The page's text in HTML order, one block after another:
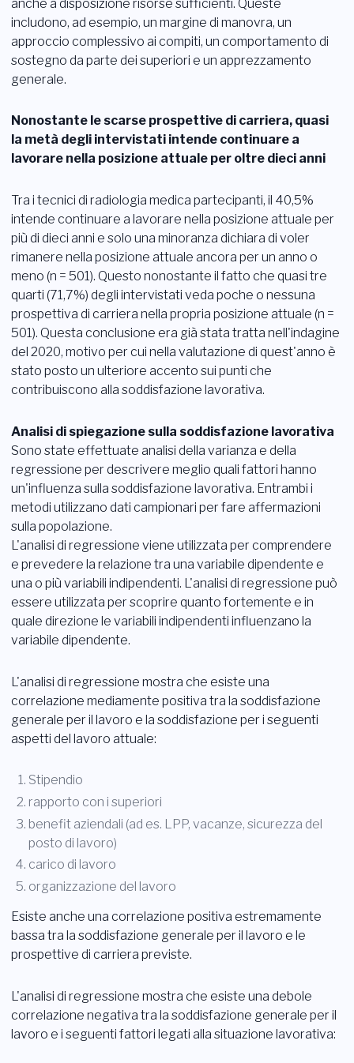
anche a disposizione risorse sufficienti. Queste
includono, ad esempio, un margine di manovra, un
approccio complessivo ai compiti, un comportamento di
sostegno da parte dei superiori e un apprezzamento
generale.
Nonostante le scarse prospettive di carriera, quasi
la metà degli intervistati intende continuare a
lavorare nella posizione attuale per oltre dieci anni
Tra i tecnici di radiologia medica partecipanti, il 40,5%
intende continuare a lavorare nella posizione attuale per
più di dieci anni e solo una minoranza dichiara di voler
rimanere nella posizione attuale ancora per un anno o
meno (n = 501). Questo nonostante il fatto che quasi tre
quarti (71,7%) degli intervistati veda poche o nessuna
prospettiva di carriera nella propria posizione attuale (n =
501). Questa conclusione era già stata tratta nell'indagine
del 2020, motivo per cui nella valutazione di quest'anno è
stato posto un ulteriore accento sui punti che
contribuiscono alla soddisfazione lavorativa.
Analisi di spiegazione sulla soddisfazione lavorativa
Sono state effettuate analisi della varianza e della
regressione per descrivere meglio quali fattori hanno
un'influenza sulla soddisfazione lavorativa. Entrambi i
metodi utilizzano dati campionari per fare affermazioni
sulla popolazione.
L'analisi di regressione viene utilizzata per comprendere
e prevedere la relazione tra una variabile dipendente e
una o più variabili indipendenti. L'analisi di regressione può
essere utilizzata per scoprire quanto fortemente e in
quale direzione le variabili indipendenti influenzano la
variabile dipendente.
L'analisi di regressione mostra che esiste una
correlazione mediamente positiva tra la soddisfazione
generale per il lavoro e la soddisfazione per i seguenti
aspetti del lavoro attuale:
Stipendio
rapporto con i superiori
benefit aziendali (ad es. LPP, vacanze, sicurezza del
posto di lavoro)
carico di lavoro
organizzazione del lavoro
Esiste anche una correlazione positiva estremamente
bassa tra la soddisfazione generale per il lavoro e le
prospettive di carriera previste.
L'analisi di regressione mostra che esiste una debole
correlazione negativa tra la soddisfazione generale per il
lavoro e i seguenti fattori legati alla situazione lavorativa: